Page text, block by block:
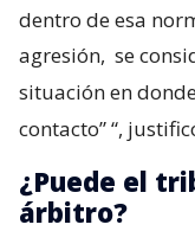
dentro de esa
agresión, se
situación en
contacto”“,
¿Puede el
árbitro?